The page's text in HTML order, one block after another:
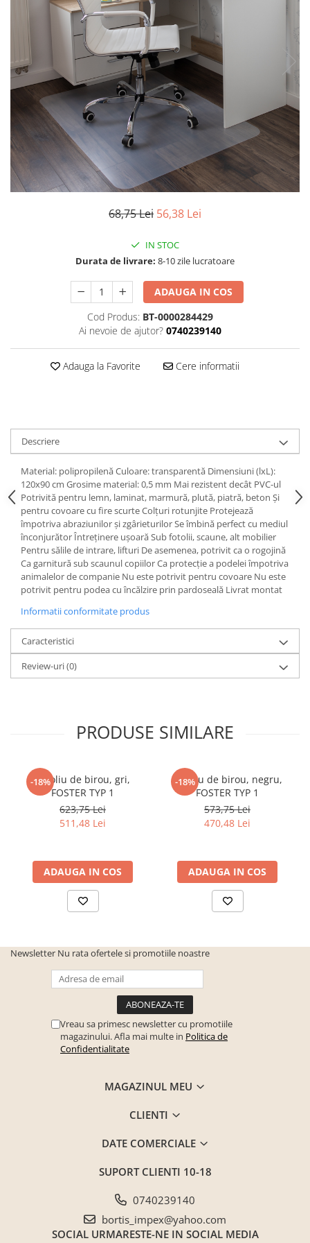
Set mobilier Living
Seturi masa +scaune dining
Tabureti
Seturi dormitoare complete
Suporturi saltea/Somiere/Gratii
pentru pat
68,75 Lei 56,38 Lei
IN STOC
Durata de livrare: 8-10 zile lucratoare
ADAUGA IN COS
Cod Produs: BT-0000284429
Ai nevoie de ajutor? 0740239140
Adauga la Favorite Cere informatii
Descriere
Material: polipropilenă Culoare: transparentă Dimensiuni (lxL):
120x90 cm Grosime material: 0,5 mm Mai rezistent decât PVC-ul
Potrivită pentru lemn, laminat, marmură, plută, piatră, beton Şi
pentru covoare cu fire scurte Colţuri rotunjite Protejează
împotriva abraziunilor şi zgârieturilor Se îmbină perfect cu mediul
înconjurător Întreţinere uşoară Sub fotolii, scaune, alt mobilier
Pentru sălile de intrare, lifturi De asemenea, potrivit ca o rogojină
Ca garnitură sub scaunul copiilor Ca protecţie a podelei împotriva
animalelor de companie Nu este potrivit pentru covoare Nu este
potrivit pentru podea cu încălzire prin pardoseală Livrat montat
Informatii conformitate produs
Caracteristici
Review-uri(0)
PRODUSE SIMILARE
-18%
Fotoliu de birou, gri,
FOSTER TYP 1
623,75 Lei
511,48 Lei
ADAUGA IN COS
-18%
Fotoliu de birou, negru,
FOSTER TYP 1
573,75 Lei
470,48 Lei
ADAUGA IN COS
Newsletter Nu rata ofertele si promotiile noastre
Vreau sa primesc newsletter cu promotiile
magazinului. Afla mai multe in Politica de
Confidentialitate
MAGAZINUL MEU
CLIENTI
DATE COMERCIALE
SUPORT CLIENTI 10-18
0740239140
bortis_impex@yahoo.com
SOCIAL URMARESTE-NE IN SOCIAL MEDIA